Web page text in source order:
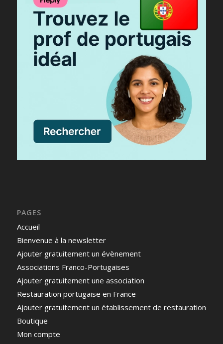
PAGES
Accueil
Bienvenue à la newsletter
Ajouter gratuitement un évènement
Associations Franco-Portugaises
Ajouter gratuitement une association
Restauration portugaise en France
Ajouter gratuitement un établissement de restauration
Boutique
Mon compte